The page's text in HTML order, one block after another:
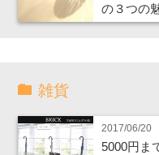
の３つの
雑貨
2017/06/20
5000円ま